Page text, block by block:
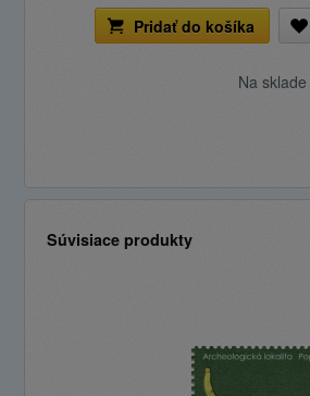
Pridať do košíka
Na sklade
Súvisiace produkty